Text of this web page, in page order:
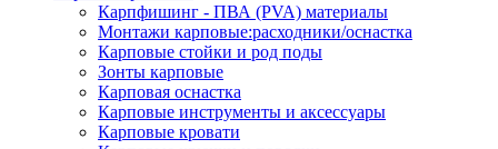
Карпфишинг - ПВА (PVA) материалы
Монтажи карповые:расходники/оснастка
Карповые стойки и род поды
Зонты карповые
Карповая оснастка
Карповые инструменты и аксессуары
Карповые кровати